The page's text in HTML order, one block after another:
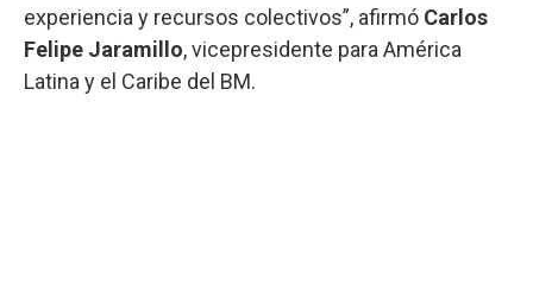
experiencia y recursos colectivos”, afirmó Carlos
Felipe Jaramillo, vicepresidente para América
Latina y el Caribe del BM.